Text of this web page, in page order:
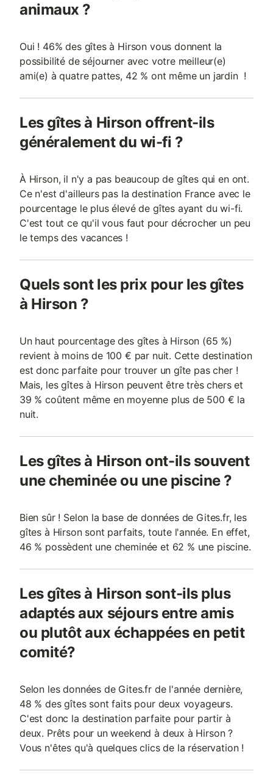
animaux ?
Oui ! 46% des gîtes à Hirson vous donnent la
possibilité de séjourner avec votre meilleur(e)
ami(e) à quatre pattes, 42 % ont même un jardin !
Les gîtes à Hirson offrent-ils
généralement du wi-fi ?
À Hirson, il n'y a pas beaucoup de gîtes qui en ont.
Ce n'est d'ailleurs pas la destination France avec le
pourcentage le plus élevé de gîtes ayant du wi-fi.
C'est tout ce qu'il vous faut pour décrocher un peu
le temps des vacances !
Quels sont les prix pour les gîtes
à Hirson ?
Un haut pourcentage des gîtes à Hirson (65 %)
revient à moins de 100 € par nuit. Cette destination
est donc parfaite pour trouver un gîte pas cher !
Mais, les gîtes à Hirson peuvent être très chers et
39 % coûtent même en moyenne plus de 500 € la
nuit.
Les gîtes à Hirson ont-ils souvent
une cheminée ou une piscine ?
Bien sûr ! Selon la base de données de Gites.fr, les
gîtes à Hirson sont parfaits, toute l'année. En effet,
46 % possèdent une cheminée et 62 % une piscine.
Les gîtes à Hirson sont-ils plus
adaptés aux séjours entre amis
ou plutôt aux échappées en petit
comité?
Selon les données de Gites.fr de l'année dernière,
48 % des gîtes sont faits pour deux voyageurs.
C'est donc la destination parfaite pour partir à
deux. Prêts pour un weekend à deux à Hirson ?
Vous n'êtes qu'à quelques clics de la réservation !